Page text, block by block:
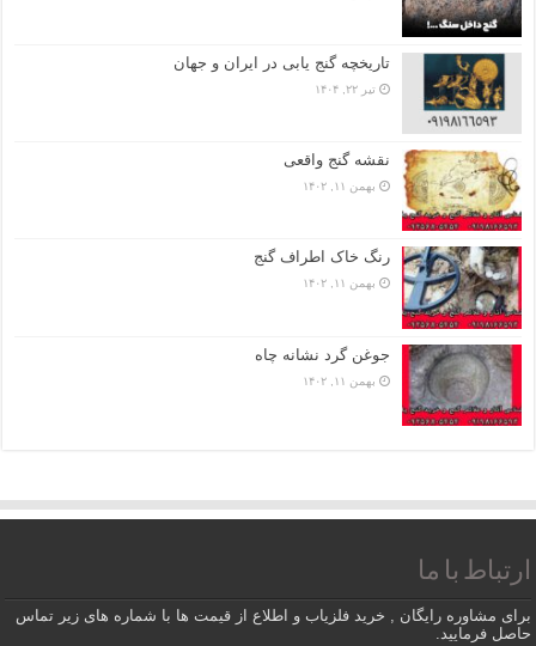
تاریخچه گنج‌ یابی در ایران و جهان
تیر ۲۲, ۱۴۰۴
نقشه گنج واقعی
بهمن ۱۱, ۱۴۰۲
رنگ خاک اطراف گنج
بهمن ۱۱, ۱۴۰۲
جوغن گرد نشانه چاه
بهمن ۱۱, ۱۴۰۲
ارتباط با ما
برای مشاوره رایگان , خرید فلزیاب و اطلاع از قیمت ها با شماره های زیر تماس
حاصل فرمایید.